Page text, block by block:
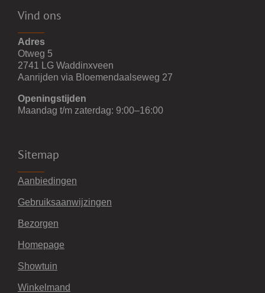
Vind ons
Adres
Otweg 5
2741 LG Waddinxveen
Aanrijden via Bloemendaalseweg 27
Openingstijden
Maandag t/m zaterdag: 9:00–16:00
Sitemap
Aanbiedingen
Gebruiksaanwijzingen
Bezorgen
Homepage
Showtuin
Winkelmand